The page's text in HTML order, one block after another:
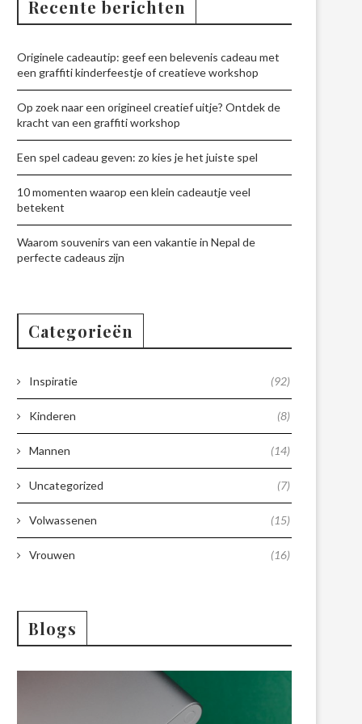
Recente berichten
Originele cadeautip: geef een belevenis cadeau met
een graffiti kinderfeestje of creatieve workshop
Op zoek naar een origineel creatief uitje? Ontdek de
kracht van een graffiti workshop
Een spel cadeau geven: zo kies je het juiste spel
10 momenten waarop een klein cadeautje veel
betekent
Waarom souvenirs van een vakantie in Nepal de
perfecte cadeaus zijn
Categorieën
Inspiratie (92)
Kinderen (8)
Mannen (14)
Uncategorized (7)
Volwassenen (15)
Vrouwen (16)
Blogs